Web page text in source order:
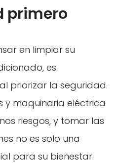
primero
en limpiar su
es
priorizar la seguridad.
y maquinaria eléctrica
riesgos, y tomar las
no es solo una
para su bienestar.